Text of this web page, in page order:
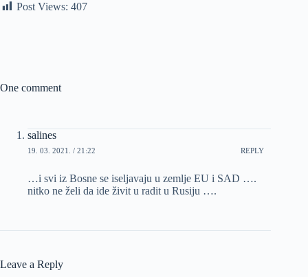
Post Views: 407
One comment
salines
19. 03. 2021. / 21:22 REPLY
…i svi iz Bosne se iseljavaju u zemlje EU i SAD ….
nitko ne želi da ide živit u radit u Rusiju ….
Leave a Reply